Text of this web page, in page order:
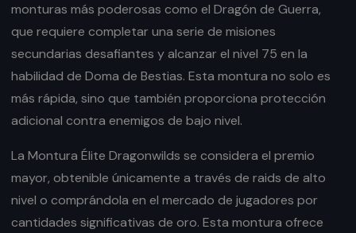
monturas más poderosas como el Dragón de Guerra,
que requiere completar una serie de misiones
secundarias desafiantes y alcanzar el nivel 75 en la
habilidad de Doma de Bestias. Esta montura no solo es
más rápida, sino que también proporciona protección
adicional contra enemigos de bajo nivel.
La Montura Élite Dragonwilds se considera el premio
mayor, obtenible únicamente a través de raids de alto
nivel o comprándola en el mercado de jugadores por
cantidades significativas de oro. Esta montura ofrece